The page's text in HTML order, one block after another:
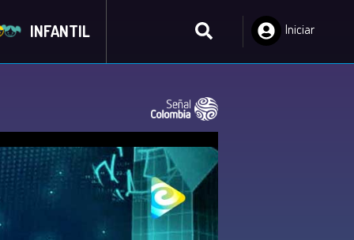
INFANTIL
Iniciar